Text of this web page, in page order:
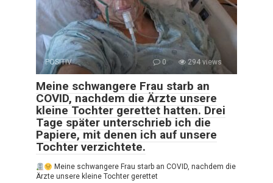
POSITIV 0 294 views
Meine schwangere Frau starb an
COVID, nachdem die Ärzte unsere
kleine Tochter gerettet hatten. Drei
Tage später unterschrieb ich die
Papiere, mit denen ich auf unsere
Tochter verzichtete.
Meine schwangere Frau starb an COVID, nachdem die
Ärzte unsere kleine Tochter gerettet